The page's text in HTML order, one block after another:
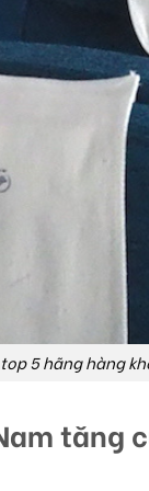
5 hãng hàng
tăng